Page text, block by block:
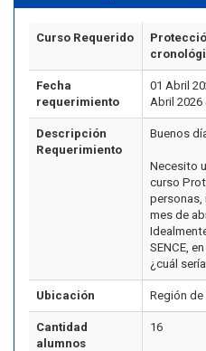
Curso Requerido
Fecha
requerimiento
01 Abril
Abril 2026
Descripción
Requerimiento
Buenos
Necesito
curso
personas,
mes de
SENCE,
¿cuál
Ubicación Región
Cantidad
alumnos
16